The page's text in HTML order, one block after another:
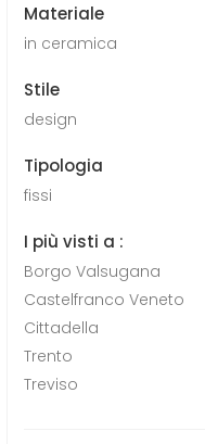
Materiale
in ceramica
Stile
design
Tipologia
fissi
I più visti a :
Borgo Valsugana
Castelfranco Veneto
Cittadella
Trento
Treviso